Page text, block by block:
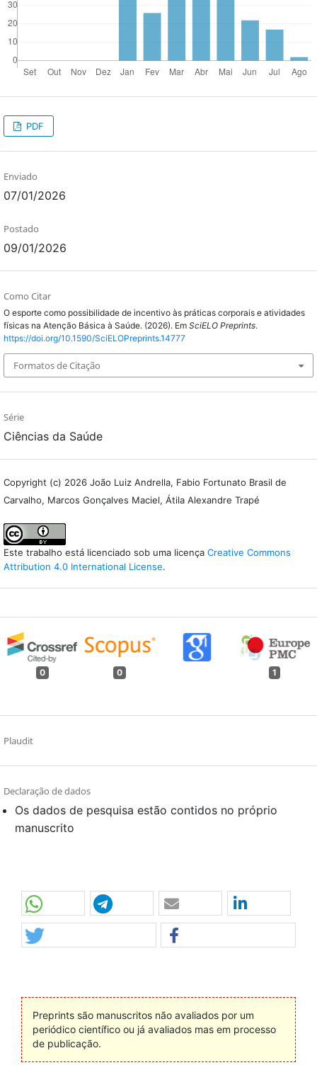
PDF
Enviado
07/01/2026
Postado
09/01/2026
Como Citar
O esporte como possibilidade de incentivo às práticas corporais e atividades
físicas na Atenção Básica à Saúde. (2026). Em SciELO Preprints.
https://doi.org/10.1590/SciELOPreprints.14777
Formatos de Citação
Série
Ciências da Saúde
Copyright (c) 2026 João Luiz Andrella, Fabio Fortunato Brasil de
Carvalho, Marcos Gonçalves Maciel, Átila Alexandre Trapé
Este trabalho está licenciado sob uma licença Creative Commons
Attribution 4.0 International License.
0 0 1
Plaudit
Declaração de dados
Os dados de pesquisa estão contidos no próprio
manuscrito
Preprints são manuscritos não avaliados por um
periódico científico ou já avaliados mas em processo
de publicação.